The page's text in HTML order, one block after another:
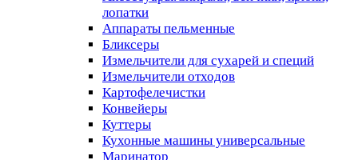
лопатки
Аппараты пельменные
Бликсеры
Измельчители для сухарей и специй
Измельчители отходов
Картофелечистки
Конвейеры
Куттеры
Кухонные машины универсальные
Маринатор